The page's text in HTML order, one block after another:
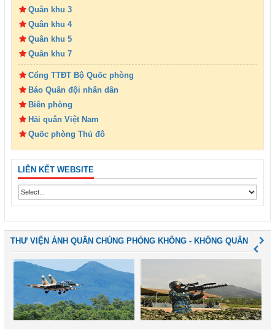
Quân khu 3
Quân khu 4
Quân khu 5
Quân khu 7
Cổng TTĐT Bộ Quốc phòng
Báo Quân đội nhân dân
Biên phòng
Hải quân Việt Nam
Quốc phòng Thủ đô
LIÊN KẾT WEBSITE
THƯ VIỆN ẢNH QUÂN CHỦNG PHÒNG KHÔNG - KHÔNG QUÂN